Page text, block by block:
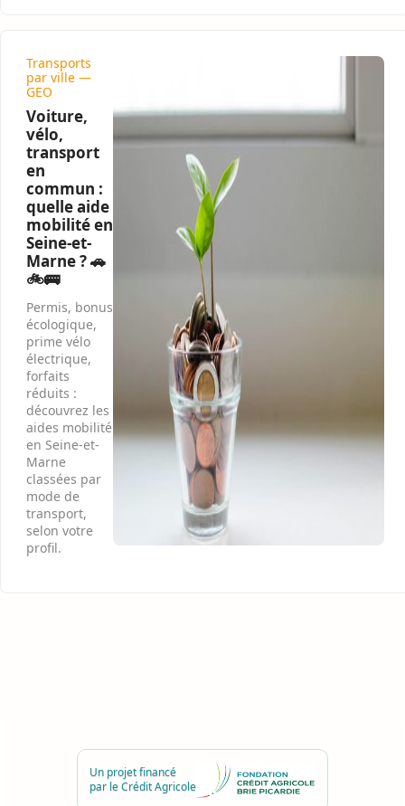
Transports
par ville —
GEO
Voiture,
vélo,
transport
en
commun :
quelle aide
mobilité en
Seine-et-
Marne ? 🚗
🚲🚌
Permis, bonus
écologique,
prime vélo
électrique,
forfaits
réduits :
découvrez les
aides mobilité
en Seine-et-
Marne
classées par
mode de
transport,
selon votre
profil.
Un projet financé
par le Crédit Agricole